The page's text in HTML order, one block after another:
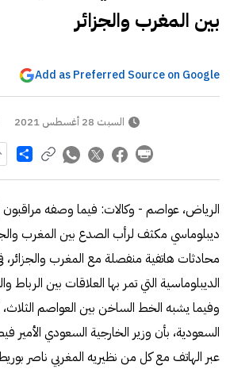
بين المغرب والجزائر
Add as Preferred Source on Google
السبت 28 أغسطس 2021
Share
الرياض، عواصم - وكالات: فيما وصفه
ديبلوماسي مكثف لرأب الصدع بين المغرب
محادثات هاتفية منفصلة مع المغرب والجزائر،
الديبلوماسية التي تمر بها العلاقات بين الرباط
وفيما يشبه الخط الساخن بين العواصم
السعودية، بأن وزير الخارجية السعودي
عبر الهاتف مع كل من نظيريه المغربي ناصر